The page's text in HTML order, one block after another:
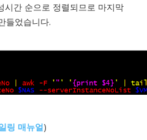
시간 순으로 정렬되므로 마지막
들었습니다.
링 매뉴얼)